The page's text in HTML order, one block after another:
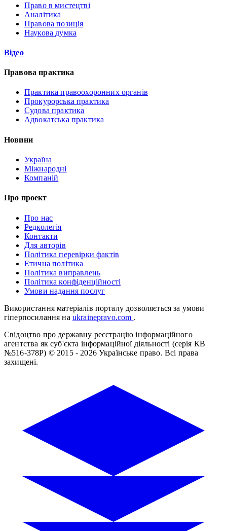
Право в мистецтві
Аналітика
Правова позиція
Наукова думка
Відео
Правова практика
Практика правоохоронних органів
Прокурорська практика
Судова практика
Адвокатська практика
Новини
Україна
Міжнародні
Компаній
Про проект
Про нас
Редколегія
Контакти
Для авторів
Політика перевірки фактів
Етична політика
Політика виправлень
Політика конфіденційності
Умови надання послуг
Використання матеріалів порталу дозволяється за умови
гіперпосилання на ukrainepravo.com .
Свідоцтво про державну реєстрацію інформаційного
агентства як суб'єкта інформаційної діяльності (серія КВ
№516-378Р) © 2015 - 2026 Українське право. Всі права
захищені.